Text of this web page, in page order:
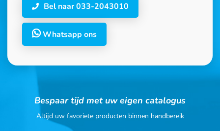
Bel naar 033-2043010
Whatsapp ons
Bespaar tijd met uw eigen catalogus
Altijd uw favoriete producten binnen handbereik